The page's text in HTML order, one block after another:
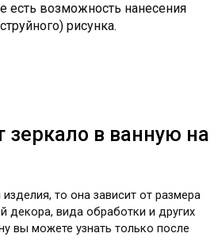
есть возможность нанесения
рисунка.
зеркало в ванную на
то она зависит от размера
декора, вида обработки и других
вы можете узнать только после